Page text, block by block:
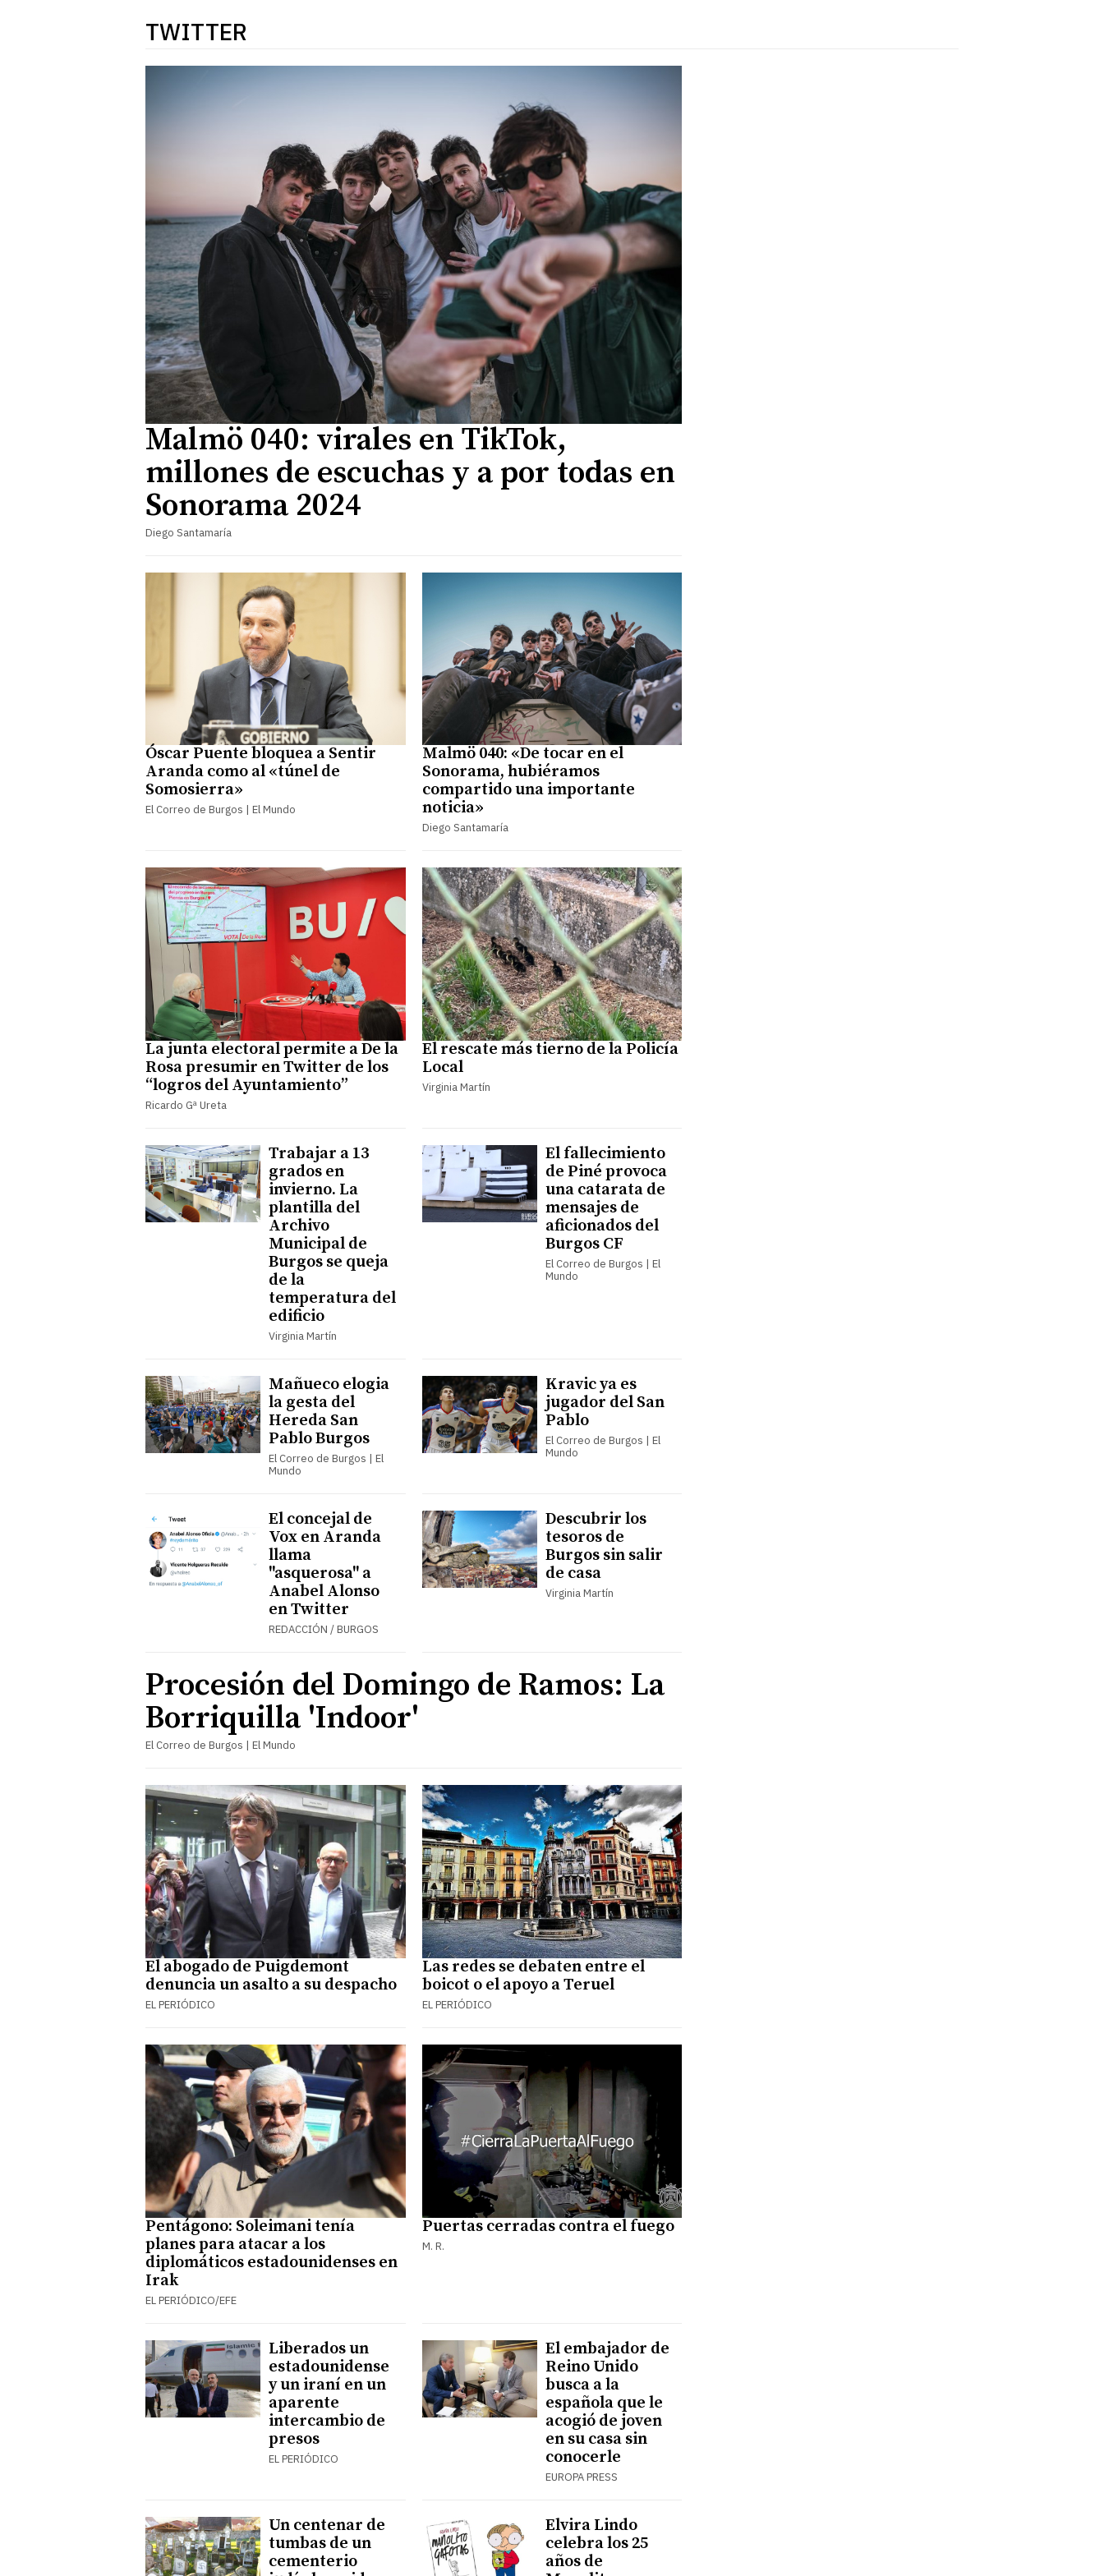
TWITTER
Malmö 040: virales en TikTok,
millones de escuchas y a por todas en
Sonorama 2024
Diego Santamaría
Óscar Puente bloquea a Sentir
Aranda como al «túnel de
Somosierra»
El Correo de Burgos | El Mundo
Malmö 040: «De tocar en el
Sonorama, hubiéramos
compartido una importante
noticia»
Diego Santamaría
La junta electoral permite a De la
Rosa presumir en Twitter de los
“logros del Ayuntamiento”
Ricardo Gª Ureta
El rescate más tierno de la Policía
Local
Virginia Martín
Trabajar a 13
grados en
invierno. La
plantilla del
Archivo
Municipal de
Burgos se queja
de la
temperatura del
edificio
Virginia Martín
El fallecimiento
de Piné provoca
una catarata de
mensajes de
aficionados del
Burgos CF
El Correo de Burgos | El
Mundo
Mañueco elogia
la gesta del
Hereda San
Pablo Burgos
El Correo de Burgos | El
Mundo
Kravic ya es
jugador del San
Pablo
El Correo de Burgos | El
Mundo
El concejal de
Vox en Aranda
llama
"asquerosa" a
Anabel Alonso
en Twitter
REDACCIÓN / BURGOS
Descubrir los
tesoros de
Burgos sin salir
de casa
Virginia Martín
Procesión del Domingo de Ramos: La
Borriquilla 'Indoor'
El Correo de Burgos | El Mundo
El abogado de Puigdemont
denuncia un asalto a su despacho
EL PERIÓDICO
Las redes se debaten entre el
boicot o el apoyo a Teruel
EL PERIÓDICO
Pentágono: Soleimani tenía
planes para atacar a los
diplomáticos estadounidenses en
Irak
EL PERIÓDICO/EFE
Puertas cerradas contra el fuego
M. R.
Liberados un
estadounidense
y un iraní en un
aparente
intercambio de
presos
EL PERIÓDICO
El embajador de
Reino Unido
busca a la
española que le
acogió de joven
en su casa sin
conocerle
EUROPA PRESS
Un centenar de
tumbas de un
cementerio
Elvira Lindo
celebra los 25
años de